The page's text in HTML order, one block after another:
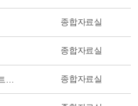
종합자료실
종합자료실
내셔널지오그래픽 트래블러 종합자료실